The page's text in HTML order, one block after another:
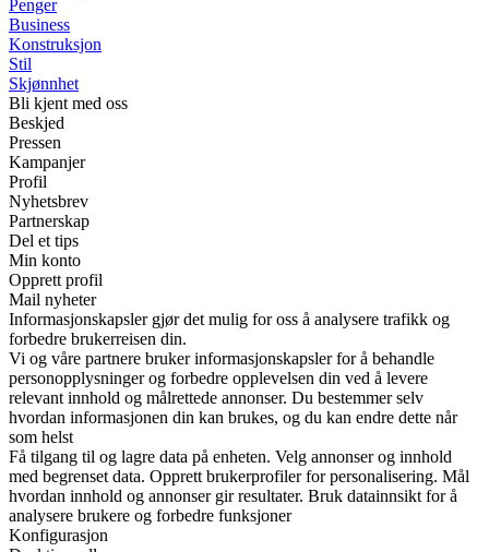
Penger
Business
Konstruksjon
Stil
Skjønnhet
Bli kjent med oss
Beskjed
Pressen
Kampanjer
Profil
Nyhetsbrev
Partnerskap
Del et tips
Min konto
Opprett profil
Mail nyheter
Informasjonskapsler gjør det mulig for oss å analysere trafikk og
forbedre brukerreisen din.
Vi og våre partnere bruker informasjonskapsler for å behandle
personopplysninger og forbedre opplevelsen din ved å levere
relevant innhold og målrettede annonser. Du bestemmer selv
hvordan informasjonen din kan brukes, og du kan endre dette når
som helst
Få tilgang til og lagre data på enheten. Velg annonser og innhold
med begrenset data. Opprett brukerprofiler for personalisering. Mål
hvordan innhold og annonser gir resultater. Bruk datainnsikt for å
analysere brukere og forbedre funksjoner
Konfigurasjon